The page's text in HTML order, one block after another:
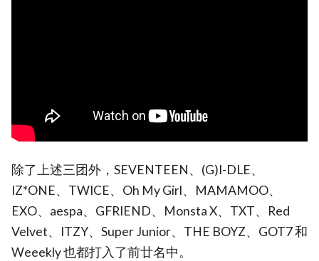
除了上述三团外，SEVENTEEN、(G)I-DLE、
IZ*ONE、TWICE、Oh My Girl、MAMAMOO、
EXO、aespa、GFRIEND、Monsta X、TXT、Red
Velvet、ITZY、Super Junior、THE BOYZ、GOT7 和
Weeekly 也都打入了前廿名中。